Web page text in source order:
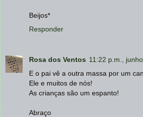
Beijos*
Responder
Rosa dos Ventos 11:22 p.m.,
E o pai vê a outra massa por um
Ele e muitos de nós!
As crianças são um espanto!
Abraço